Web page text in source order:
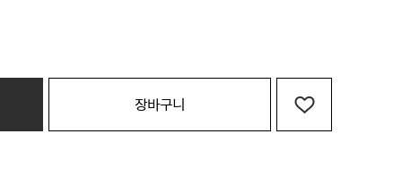
장바구니